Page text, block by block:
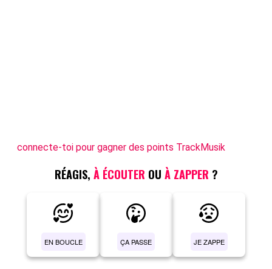
connecte-toi pour gagner des points TrackMusik
RÉAGIS, À ÉCOUTER OU À ZAPPER ?
EN BOUCLE ÇA PASSE JE ZAPPE